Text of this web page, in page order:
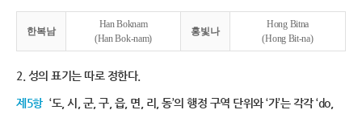
한복남
Han Boknam
(Han Bok-nam)
홍빛나
Hong Bitna
(Hong Bit-na)
2. 성의 표기는 따로 정한다.
제5항 ‘도, 시, 군, 구, 읍, 면, 리, 동’의 행정 구역 단위와 ‘가’는 각각 ‘do,